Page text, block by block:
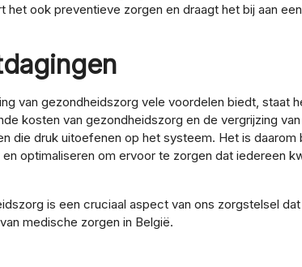
het ook preventieve zorgen en draagt het bij aan
van gezondheidszorg vele voordelen biedt, staat
kosten van gezondheidszorg en de vergrijzing
die druk uitoefenen op het systeem. Het is daarom
optimaliseren om ervoor te zorgen dat iedereen
is een cruciaal aspect van ons zorgstelsel
medische zorgen in België.